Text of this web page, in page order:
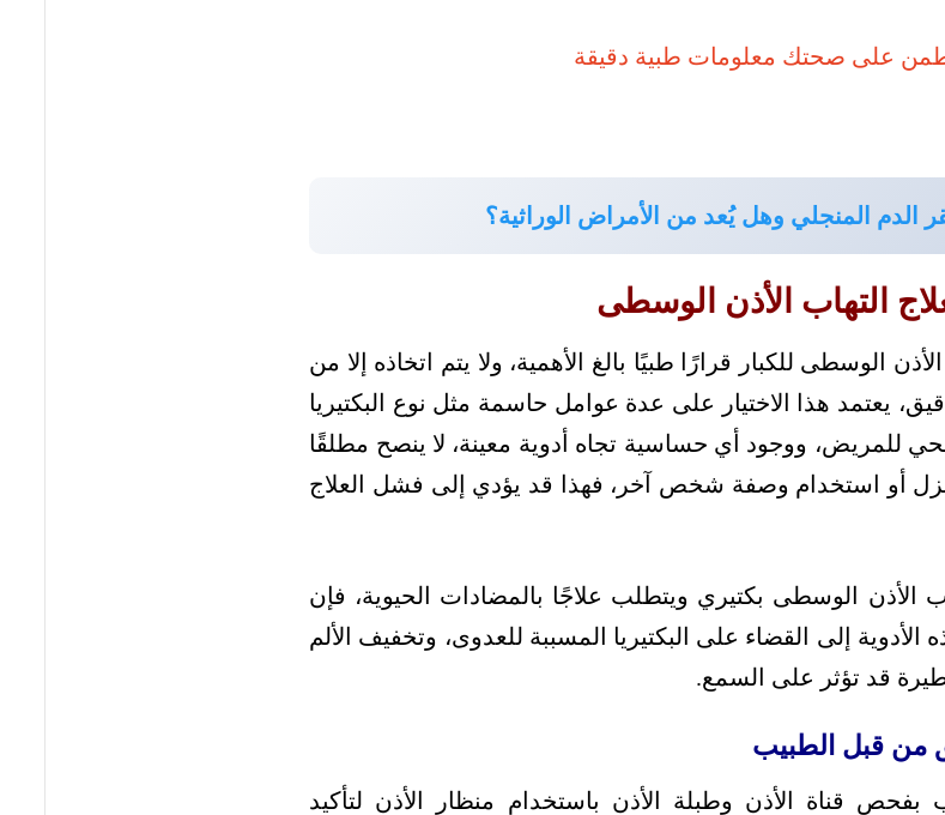
الدم المنجلي وهل يُعد من الأمراض الوراثية؟
التهاب الأذن الوسطى
الوسطى للكبار قرارًا طبيًا بالغ الأهمية، ولا يتم اتخاذه إلا من
يعتمد هذا الاختيار على عدة عوامل حاسمة مثل نوع البكتيريا
للمريض، ووجود أي حساسية تجاه أدوية معينة، لا ينصح مطلقًا
أو استخدام وصفة شخص آخر، فهذا قد يؤدي إلى فشل العلاج
الأذن الوسطى بكتيري ويتطلب علاجًا بالمضادات الحيوية، فإن
إلى القضاء على البكتيريا المسببة للعدوى، وتخفيف الألم
قد تؤثر على السمع.
من قبل الطبيب
قناة الأذن وطبلة الأذن باستخدام منظار الأذن لتأكيد